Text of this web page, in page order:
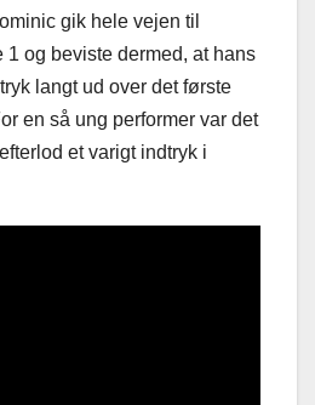
gik hele vejen til
og beviste dermed, at hans
langt ud over det første
en så ung performer var det
et varigt indtryk i